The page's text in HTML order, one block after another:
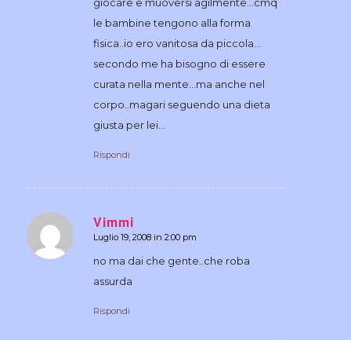
le bambine tengono alla forma
fisica..io ero vanitosa da piccola…
secondo me ha bisogno di essere
curata nella mente…ma anche nel
corpo..magari seguendo una dieta
giusta per lei…
Rispondi
Vimmi
dice:
Luglio 19, 2008 in 2:00 pm
no ma dai che gente..che roba
assurda
Rispondi